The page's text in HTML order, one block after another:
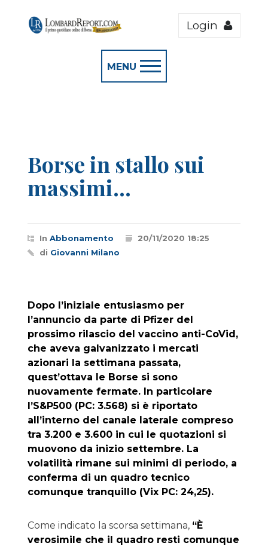
Login
MENU
Borse in stallo sui
massimi...
In Abbonamento
20/11/2020 18:25
di Giovanni Milano
Dopo l’iniziale entusiasmo per
l’annuncio da parte di Pfizer del
prossimo rilascio del vaccino anti-CoVid,
che aveva galvanizzato i mercati
azionari la settimana passata,
quest’ottava le Borse si sono
nuovamente fermate. In particolare
l’S&P500 (PC: 3.568) si è riportato
all’interno del canale laterale compreso
tra 3.200 e 3.600 in cui le quotazioni si
muovono da inizio settembre. La
volatilità rimane sui minimi di periodo, a
conferma di un quadro tecnico
comunque tranquillo (Vix PC: 24,25).
Come indicato la scorsa settimana, “È
verosimile che il quadro resti comunque